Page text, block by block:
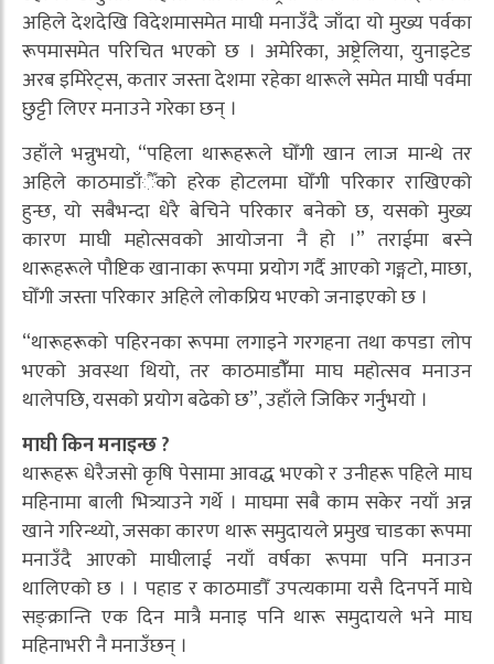
अहिले देशदेखि विदेशमासमेत माघी मनाउँदै जाँदा यो मुख्य पर्वका
रूपमासमेत परिचित भएको छ । अमेरिका, अष्ट्रेलिया, युनाइटेड
अरब इमिरेट्स, कतार जस्ता देशमा रहेका थारूले समेत माघी पर्वमा
छुट्टी लिएर मनाउने गरेका छन् ।
उहाँले भन्नुभयो, “पहिला थारूहरूले घोँगी खान लाज मान्थे तर
अहिले काठमाडाँैँको हरेक होटलमा घोँगी परिकार राखिएको
हुन्छ, यो सबैभन्दा धेरै बेचिने परिकार बनेको छ, यसको मुख्य
कारण माघी महोत्सवको आयोजना नै हो ।” तराईमा बस्ने
थारूहरूले पौष्टिक खानाका रूपमा प्रयोग गर्दै आएको गङ्गटो, माछा,
घोँगी जस्ता परिकार अहिले लोकप्रिय भएको जनाइएको छ ।
“थारूहरूको पहिरनका रूपमा लगाइने गरगहना तथा कपडा लोप
भएको अवस्था थियो, तर काठमाडौंँमा माघ महोत्सव मनाउन
थालेपछि, यसको प्रयोग बढेको छ”, उहाँले जिकिर गर्नुभयो ।
माघी किन मनाइन्छ ?
थारूहरू धेरैजसो कृषि पेसामा आवद्ध भएको र उनीहरू पहिले माघ
महिनामा बाली भित्र्याउने गर्थे । माघमा सबै काम सकेर नयाँ अन्न
खाने गरिन्थ्यो, जसका कारण थारू समुदायले प्रमुख चाडका रूपमा
मनाउँदै आएको माघीलाई नयाँ वर्षका रूपमा पनि मनाउन
थालिएको छ । । पहाड र काठमाडौँ उपत्यकामा यसै दिनपर्ने माघे
सङ्क्रान्ति एक दिन मात्रै मनाइ पनि थारू समुदायले भने माघ
महिनाभरी नै मनाउँछन् ।